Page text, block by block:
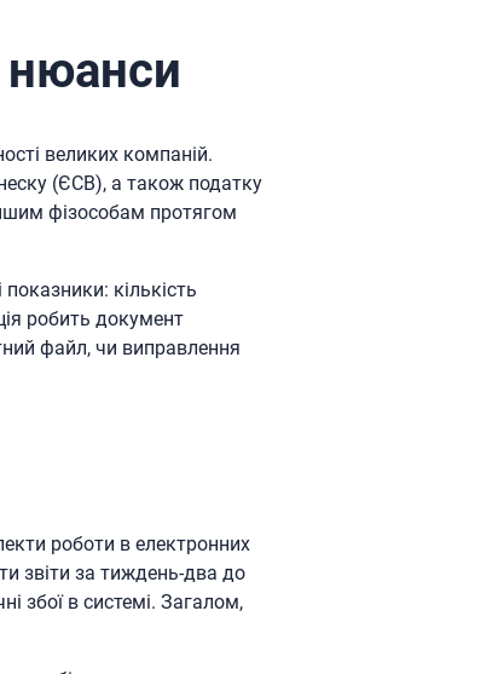
нюанси
великих компаній.
(ЄСВ), а також податку
фізособам протягом
кількість
робить документ
файл, чи виправлення
роботи в електронних
звіти за тиждень-два до
збої в системі. Загалом,